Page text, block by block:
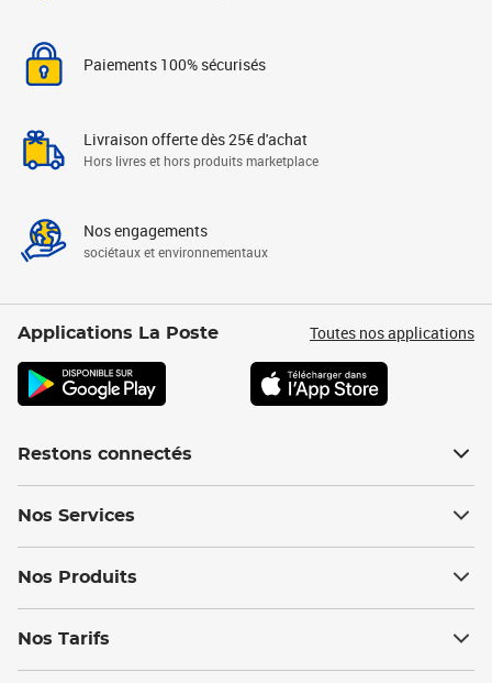
Paiements 100% sécurisés
Livraison offerte dès 25€ d'achat
Hors livres et hors produits marketplace
Nos engagements
sociétaux et environnementaux
Applications La Poste Toutes nos applications
Restons connectés
Nos Services
Nos Produits
Nos Tarifs